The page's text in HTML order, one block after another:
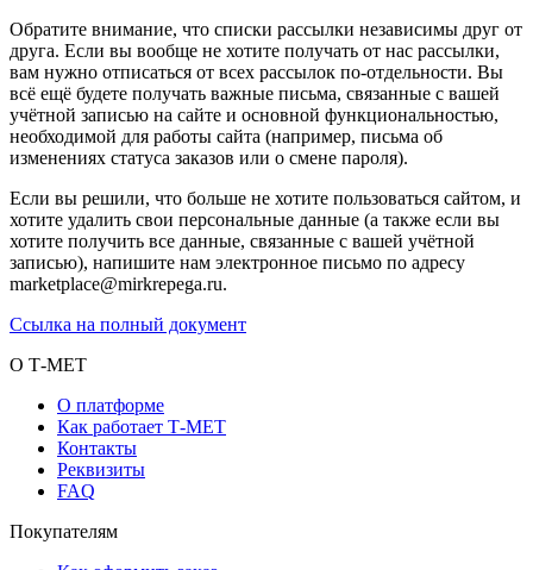
Обратите внимание, что списки рассылки независимы друг от
друга. Если вы вообще не хотите получать от нас рассылки,
вам нужно отписаться от всех рассылок по-отдельности. Вы
всё ещё будете получать важные письма, связанные с вашей
учётной записью на сайте и основной функциональностью,
необходимой для работы сайта (например, письма об
изменениях статуса заказов или о смене пароля).
Если вы решили, что больше не хотите пользоваться сайтом, и
хотите удалить свои персональные данные (а также если вы
хотите получить все данные, связанные с вашей учётной
записью), напишите нам электронное письмо по адресу
marketplace@mirkrepega.ru.
Ссылка на полный документ
О Т-МЕТ
О платформе
Как работает Т-МЕТ
Контакты
Реквизиты
FAQ
Покупателям